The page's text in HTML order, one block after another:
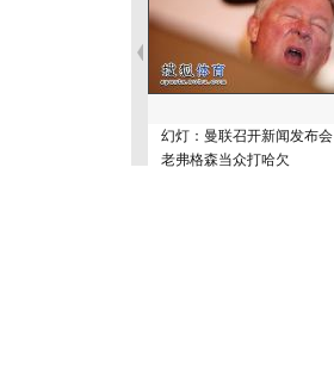
幻灯：曼联召开新闻发布会
老弗格森当众打哈欠